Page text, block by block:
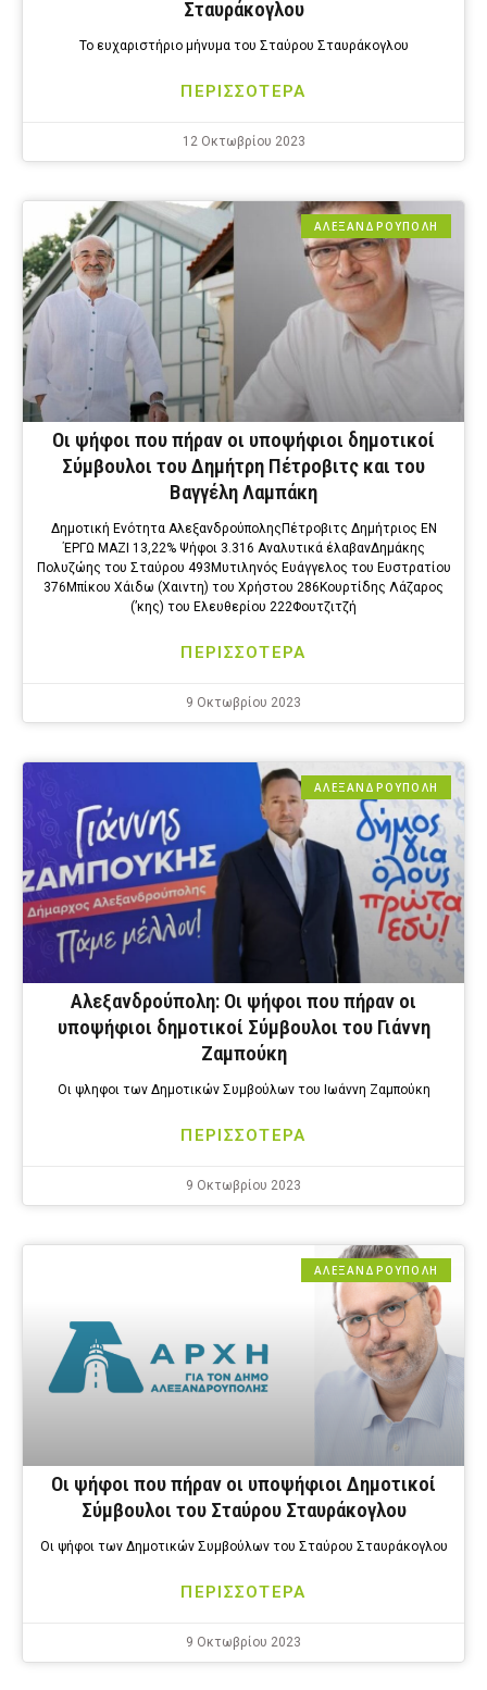
Σταυράκογλου
Το ευχαριστήριο μήνυμα του Σταύρου Σταυράκογλου
ΠΕΡΙΣΣΟΤΕΡΑ
12 Οκτωβρίου 2023
ΑΛΕΞΑΝΔΡΟΎΠΟΛΗ
Οι ψήφοι που πήραν οι υποψήφιοι δημοτικοί
Σύμβουλοι του Δημήτρη Πέτροβιτς και του
Βαγγέλη Λαμπάκη
Δημοτική Ενότητα ΑλεξανδρούποληςΠέτροβιτς Δημήτριος ΕΝ
ΈΡΓΩ ΜΑΖΙ 13,22% Ψήφοι 3.316 Αναλυτικά έλαβανΔημάκης
Πολυζώης του Σταύρου 493Μυτιληνός Ευάγγελος του Ευστρατίου
376Μπίκου Χάιδω (Χαιντη) του Χρήστου 286Κουρτίδης Λάζαρος
(’κης) του Ελευθερίου 222Φουτζιτζή
ΠΕΡΙΣΣΟΤΕΡΑ
9 Οκτωβρίου 2023
ΑΛΕΞΑΝΔΡΟΎΠΟΛΗ
Αλεξανδρούπολη: Οι ψήφοι που πήραν οι
υποψήφιοι δημοτικοί Σύμβουλοι του Γιάννη
Ζαμπούκη
Οι ψληφοι των Δημοτικών Συμβούλων του Ιωάννη Ζαμπούκη
ΠΕΡΙΣΣΟΤΕΡΑ
9 Οκτωβρίου 2023
ΑΛΕΞΑΝΔΡΟΎΠΟΛΗ
Οι ψήφοι που πήραν οι υποψήφιοι Δημοτικοί
Σύμβουλοι του Σταύρου Σταυράκογλου
Οι ψήφοι των Δημοτικών Συμβούλων του Σταύρου Σταυράκογλου
ΠΕΡΙΣΣΟΤΕΡΑ
9 Οκτωβρίου 2023